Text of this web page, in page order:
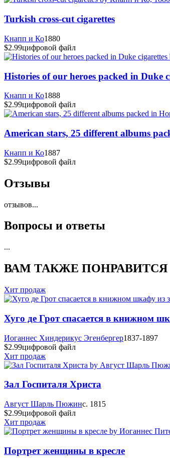
Turkish cross-cut cigarettes
Кнапп и Ко1880
$2.99цифровой файл
Histories of our heroes packed in Duke
Кнапп и Ко1888
$2.99цифровой файл
American stars, 25 different albums
Кнапп и Ко1887
$2.99цифровой файл
Отзывы
отзывов...
Вопросы и ответы
...
ВАМ ТАКЖЕ ПОНРАВИТСЯ
Хит продаж
Хуго де Грот спасается в книжном
Иоганнес Хиндерикус Эгенбергер1837-1897
$2.99цифровой файл
Хит продаж
Зал Госпиталя Христа
Август Шарль Пюжинc. 1815
$2.99цифровой файл
Хит продаж
Портрет женщины в кресле